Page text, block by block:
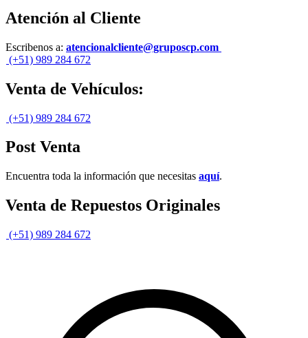
Atención al Cliente
Escribenos a: atencionalcliente@gruposcp.com
(+51) 989 284 672
Venta de Vehículos:
(+51) 989 284 672
Post Venta
Encuentra toda la información que necesitas aquí.
Venta de Repuestos Originales
(+51) 989 284 672